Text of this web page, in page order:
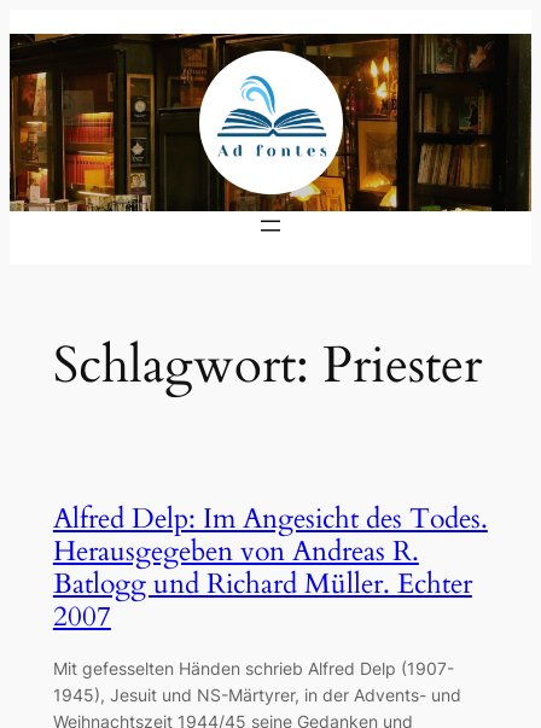
Inhalt
springen
Schlagwort: Priester
Alfred Delp: Im Angesicht des Todes.
Herausgegeben von Andreas R.
Batlogg und Richard Müller. Echter
2007
Mit gefesselten Händen schrieb Alfred Delp (1907-
1945), Jesuit und NS-Märtyrer, in der Advents- und
Weihnachtszeit 1944/45 seine Gedanken und